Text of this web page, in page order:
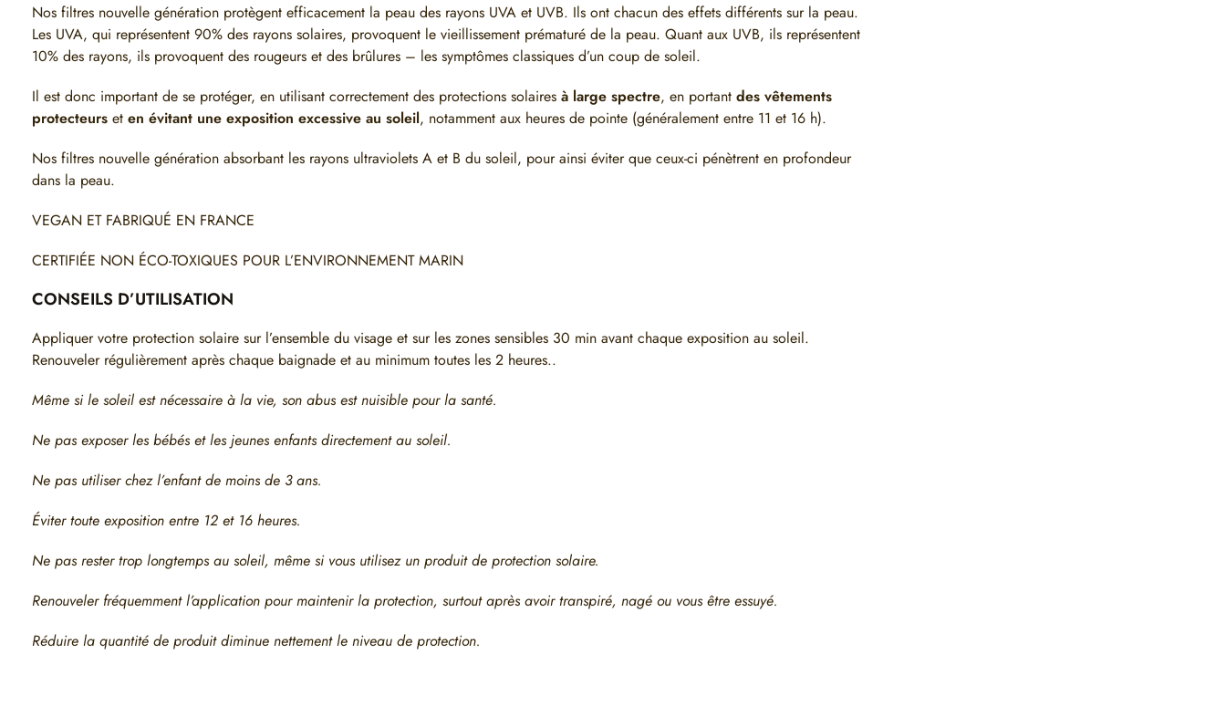
Nos filtres nouvelle génération protègent efficacement la peau des rayons UVA et UVB. Ils ont chacun des effets différents sur la peau.
Les UVA, qui représentent 90% des rayons solaires, provoquent le vieillissement prématuré de la peau. Quant aux UVB, ils représentent
10% des rayons, ils provoquent des rougeurs et des brûlures – les symptômes classiques d’un coup de soleil.
Il est donc important de se protéger, en utilisant correctement des protections solaires à large spectre, en portant des vêtements
protecteurs et en évitant une exposition excessive au soleil, notamment aux heures de pointe (généralement entre 11 et 16 h).
Nos filtres nouvelle génération absorbant les rayons ultraviolets A et B du soleil, pour ainsi éviter que ceux-ci pénètrent en profondeur
dans la peau.
VEGAN ET FABRIQUÉ EN FRANCE
CERTIFIÉE NON ÉCO-TOXIQUES POUR L’ENVIRONNEMENT MARIN
CONSEILS D’UTILISATION
Appliquer votre protection solaire sur l’ensemble du visage et sur les zones sensibles 30 min avant chaque exposition au soleil.
Renouveler régulièrement après chaque baignade et au minimum toutes les 2 heures..
Même si le soleil est nécessaire à la vie, son abus est nuisible pour la santé.
Ne pas exposer les bébés et les jeunes enfants directement au soleil.
Ne pas utiliser chez l’enfant de moins de 3 ans.
Éviter toute exposition entre 12 et 16 heures.
Ne pas rester trop longtemps au soleil, même si vous utilisez un produit de protection solaire.
Renouveler fréquemment l’application pour maintenir la protection, surtout après avoir transpiré, nagé ou vous être essuyé.
Réduire la quantité de produit diminue nettement le niveau de protection.